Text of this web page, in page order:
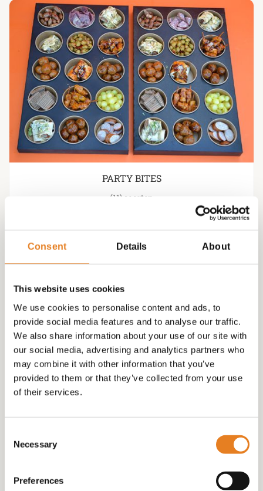
Consent Details About
This website uses cookies
We use cookies to personalise content and ads, to
provide social media features and to analyse our traffic.
We also share information about your use of our site with
our social media, advertising and analytics partners who
may combine it with other information that you’ve
provided to them or that they’ve collected from your use
of their services.
Selection
Necessary
Preferences
PARTY BITES
(11)